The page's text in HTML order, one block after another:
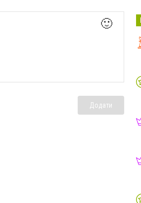
🙂
Додати